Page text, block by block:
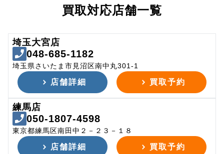
買取対応店舗一覧
埼玉大宮店
048-685-1182
埼玉県さいたま市見沼区南中丸301-1
店舗詳細 買取予約
練馬店
050-1807-4598
東京都練馬区南田中２－２３－１８
店舗詳細 買取予約